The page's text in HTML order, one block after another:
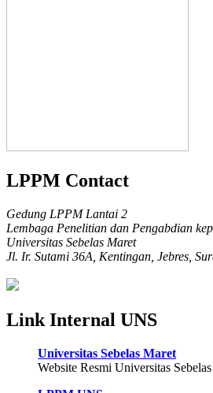
LPPM Contact
Gedung LPPM Lantai 2
Lembaga Penelitian dan Pengabdian
Universitas Sebelas Maret
Jl. Ir. Sutami 36A, Kentingan, Jebres,
Link Internal UNS
Universitas Sebelas Maret
Website Resmi Universitas